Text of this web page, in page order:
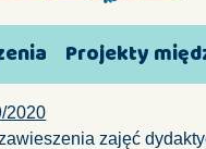
Projekty
2020
zajęć